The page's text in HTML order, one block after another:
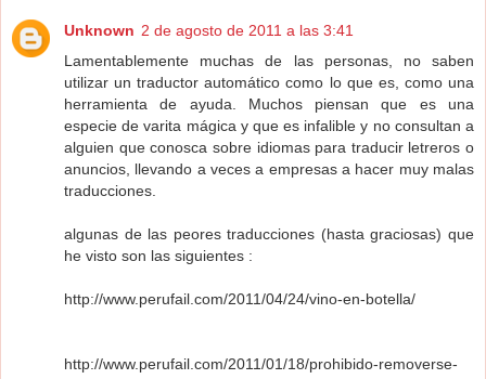
Unknown 2 de agosto de 2011 a las 3:41
Lamentablemente muchas de las personas, no saben
utilizar un traductor automático como lo que es, como una
herramienta de ayuda. Muchos piensan que es una
especie de varita mágica y que es infalible y no consultan a
alguien que conosca sobre idiomas para traducir letreros o
anuncios, llevando a veces a empresas a hacer muy malas
traducciones.
algunas de las peores traducciones (hasta graciosas) que
he visto son las siguientes :
http://www.perufail.com/2011/04/24/vino-en-botella/
http://www.perufail.com/2011/01/18/prohibido-removerse-